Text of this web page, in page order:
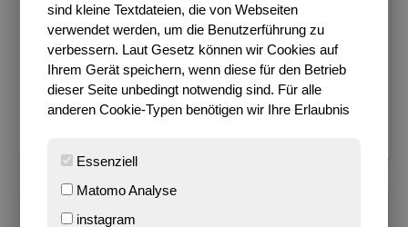
Impressum
Bloggen mit Leidenschaft seit 14.03.2004
Cookie-Einstellungen verwalten
sind kleine Textdateien, die von Webseiten
verwendet werden, um die Benutzerführung zu
verbessern. Laut Gesetz können wir Cookies auf
Ihrem Gerät speichern, wenn diese für den Betrieb
dieser Seite unbedingt notwendig sind. Für alle
anderen Cookie-Typen benötigen wir Ihre Erlaubnis
Essenziell
Matomo Analyse
instagram